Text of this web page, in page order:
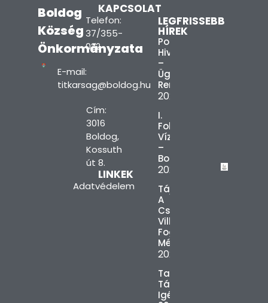
Boldog
Község
Önkormányzata
KAPCSOLAT
Telefon:
37/355-
022
E-mail:
titkarsag@boldog.hu
Cím:
3016
Boldog,
Kossuth
út 8.
LINKEK
Adatvédelem
LEGFRISSEBB
HÍREK
Polgármesteri
Hivatal
–
Ügyfélfogadási
Rend
2026.08.03.
I.
Fokú
Vízkorlátozás
–
Boldog
2026.08.03.
Tájékoztatás
A
Csúcsidőszaki
Villamosenergia-
Fogyasztás
Mérsékléséről
2026.08.03.
Tanszercsomag
Támogatás
Igénylés